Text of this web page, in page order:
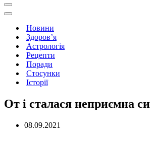
Меню
навігації
Меню
навігаціїНовини
Здоров’я
Астрологія
Рецепти
Поради
Стосунки
Історії
От і сталася неприємна
08.09.2021